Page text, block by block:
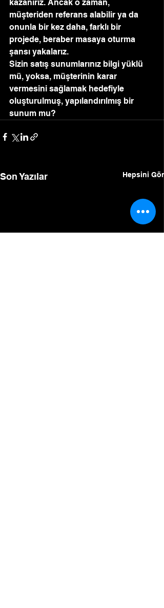
kazanırız. Ancak o zaman,
müşteriden referans alabilir ya da
onunla bir kez daha, farklı bir
projede, beraber masaya oturma
şansı yakalarız.
Sizin satış sunumlarınız bilgi yüklü
mü, yoksa, müşterinin karar
vermesini sağlamak hedefiyle
oluşturulmuş, yapılandırılmış bir
sunum mu?
Son Yazılar Hepsini Gör